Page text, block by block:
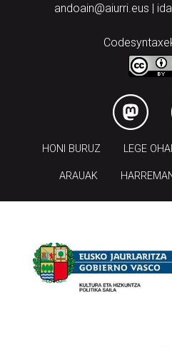
andoain@aiurri.eus |
HONI BURUZ LEGE
ARAUAK